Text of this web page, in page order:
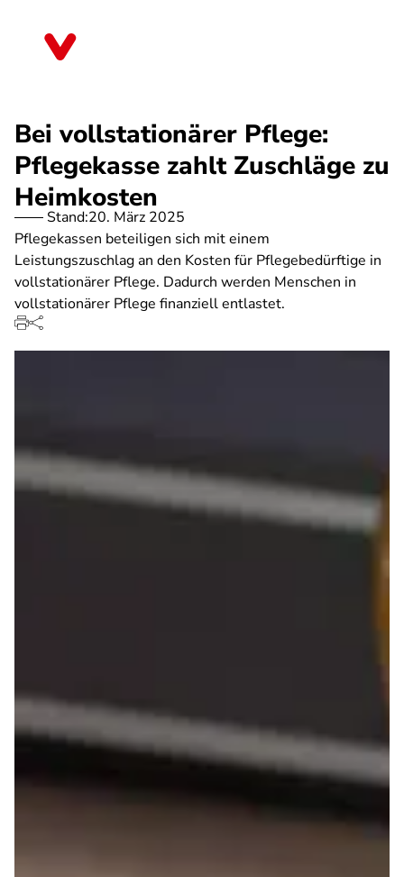
Bei vollstationärer Pflege:
Pflegekasse zahlt Zuschläge zu
Heimkosten
Stand:20. März 2025
Pflegekassen beteiligen sich mit einem
Leistungszuschlag an den Kosten für Pflegebedürftige in
vollstationärer Pflege. Dadurch werden Menschen in
vollstationärer Pflege finanziell entlastet.